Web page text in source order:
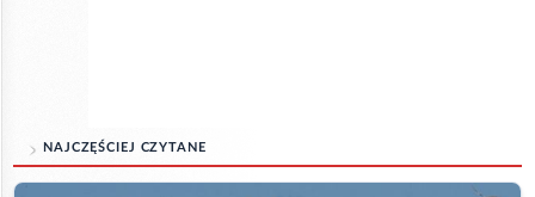
NAJCZĘŚCIEJ CZYTANE